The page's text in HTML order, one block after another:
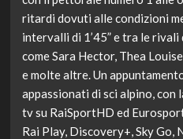
ritardi dovuti alle condizioni
intervalli di 1’45” e tra le
come Sara Hector, Thea
e molte altre. Un
appassionati di sci alpino, con
tv su RaiSportHD ed
Rai Play, Discovery+, Sky Go,